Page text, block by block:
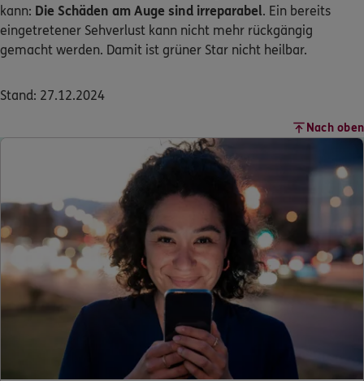
kann: Die Schäden am Auge sind irreparabel. Ein bereits
eingetretener Sehverlust kann nicht mehr rückgängig
gemacht werden. Damit ist grüner Star nicht heilbar.
Stand: 27.12.2024
Nach oben